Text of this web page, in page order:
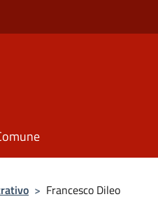
> Francesco Dileo